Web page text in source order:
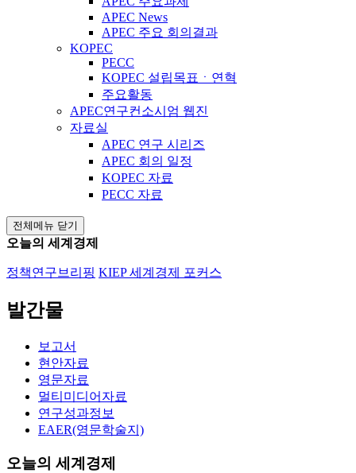
APEC News
APEC 주요 회의결과
KOPEC
PECC
KOPEC 설립목표ㆍ연혁
주요활동
APEC연구컨소시엄 웹진
자료실
APEC 연구 시리즈
APEC 회의 일정
KOPEC 자료
PECC 자료
전체메뉴 닫기
오늘의 세계경제
정책연구브리핑 KIEP 세계경제 포커스
발간물
보고서
현안자료
영문자료
멀티미디어자료
연구성과정보
EAER(영문학술지)
오늘의 세계경제